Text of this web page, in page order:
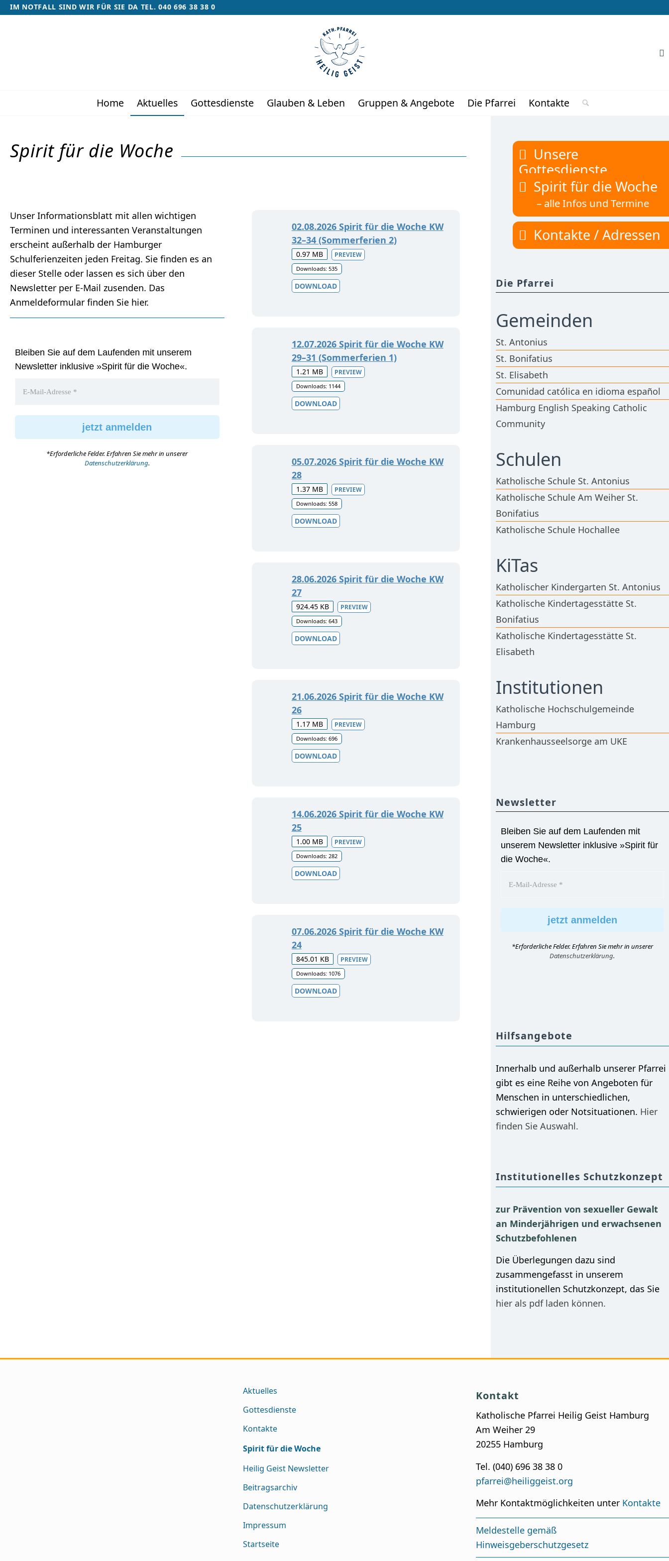
IM NOTFALL SIND WIR FÜR SIE DA TEL. 040 696 38 38 0
Home Aktuelles Gottesdienste Glauben & Leben Gruppen & Angebote Die Pfarrei Kontakte
Spirit für die Woche
Unser Informationsblatt mit allen wichtigen
Terminen und interessanten Veranstaltungen
erscheint außerhalb der Hamburger
Schulferienzeiten jeden Freitag. Sie finden es an
dieser Stelle oder lassen es sich über den
Newsletter per E-Mail zusenden. Das
Anmeldeformular finden Sie hier.
Bleiben Sie auf dem Laufenden mit unserem
Newsletter inklusive »Spirit für die Woche«.
*Erforderliche Felder. Erfahren Sie mehr in unserer
Datenschutzerklärung.
02.08.2026 Spirit für die Woche KW
32–34 (Sommerferien 2)
0.97 MB PREVIEW
Downloads: 535
DOWNLOAD
12.07.2026 Spirit für die Woche KW
29–31 (Sommerferien 1)
1.21 MB PREVIEW
Downloads: 1144
DOWNLOAD
05.07.2026 Spirit für die Woche KW
28
1.37 MB PREVIEW
Downloads: 558
DOWNLOAD
28.06.2026 Spirit für die Woche KW
27
924.45 KB PREVIEW
Downloads: 643
DOWNLOAD
21.06.2026 Spirit für die Woche KW
26
1.17 MB PREVIEW
Downloads: 696
DOWNLOAD
14.06.2026 Spirit für die Woche KW
25
1.00 MB PREVIEW
Downloads: 282
DOWNLOAD
07.06.2026 Spirit für die Woche KW
24
845.01 KB PREVIEW
Downloads: 1076
DOWNLOAD
Unsere
Gottesdienste
Spirit für die Woche
– alle Infos und Termine
Kontakte / Adressen
Die Pfarrei
Gemeinden
St. Antonius
St. Bonifatius
St. Elisabeth
Comunidad católica en idioma español
Hamburg English Speaking Catholic
Community
Schulen
Katholische Schule St. Antonius
Katholische Schule Am Weiher St.
Bonifatius
Katholische Schule Hochallee
KiTas
Katholischer Kindergarten St. Antonius
Katholische Kindertagesstätte St.
Bonifatius
Katholische Kindertagesstätte St.
Elisabeth
Institutionen
Katholische Hochschulgemeinde
Hamburg
Krankenhausseelsorge am UKE
Newsletter
Bleiben Sie auf dem Laufenden mit
unserem Newsletter inklusive »Spirit für
die Woche«.
*Erforderliche Felder. Erfahren Sie mehr in unserer
Datenschutzerklärung.
Hilfsangebote
Innerhalb und außerhalb unserer Pfarrei
gibt es eine Reihe von Angeboten für
Menschen in unterschiedlichen,
schwierigen oder Notsituationen. Hier
finden Sie Auswahl.
Institutionelles Schutzkonzept
zur Prävention von sexueller Gewalt
an Minderjährigen und erwachsenen
Schutzbefohlenen
Die Überlegungen dazu sind
zusammengefasst in unserem
institutionellen Schutzkonzept, das Sie
hier als pdf laden können.
Aktuelles
Gottesdienste
Kontakte
Spirit für die Woche
Heilig Geist Newsletter
Beitragsarchiv
Datenschutzerklärung
Impressum
Startseite
Kontakt
Katholische Pfarrei Heilig Geist Hamburg
Am Weiher 29
20255 Hamburg
Tel. (040) 696 38 38 0
pfarrei@heiliggeist.org
Mehr Kontaktmöglichkeiten unter Kontakte
Meldestelle gemäß
Hinweisgeberschutzgesetz